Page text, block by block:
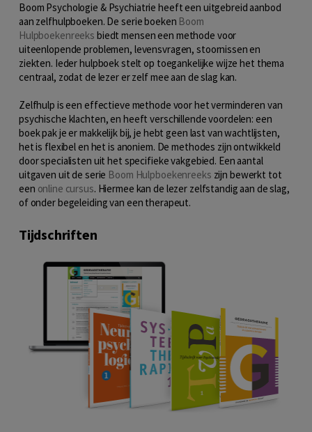
Boom Psychologie & Psychiatrie heeft een uitgebreid aanbod
aan zelfhulpboeken. De serie boeken Boom
Hulpboekenreeks biedt mensen een methode voor
uiteenlopende problemen, levensvragen, stoornissen en
ziekten. Ieder hulpboek stelt op toegankelijke wijze het thema
centraal, zodat de lezer er zelf mee aan de slag kan.
Zelfhulp is een effectieve methode voor het verminderen van
psychische klachten, en heeft verschillende voordelen: een
boek pak je er makkelijk bij, je hebt geen last van wachtlijsten,
het is flexibel en het is anoniem. De methodes zijn ontwikkeld
door specialisten uit het specifieke vakgebied. Een aantal
uitgaven uit de serie Boom Hulpboekenreeks zijn bewerkt tot
een online cursus. Hiermee kan de lezer zelfstandig aan de slag,
of onder begeleiding van een therapeut.
Tijdschriften